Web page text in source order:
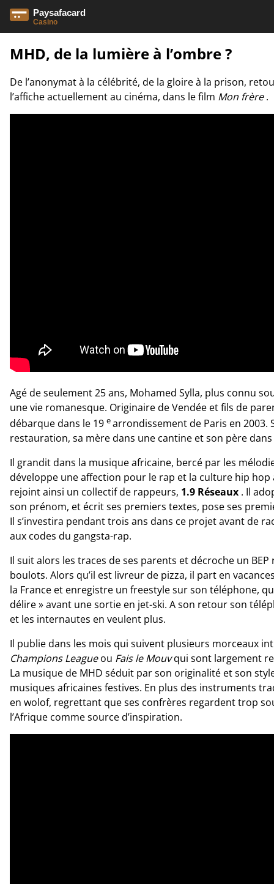
MHD, de la lumière à l’ombre ?
De l’anonymat à la célébrité, de la gloire à la prison,
l’affiche actuellement au cinéma, dans le film Mon frère.
Agé de seulement 25 ans, Mohamed Sylla, plus connu
une vie romanesque. Originaire de Vendée et fils de
débarque dans le 19 earrondissement de Paris en 2003.
restauration, sa mère dans une cantine et son père dans
Il grandit dans la musique africaine, bercé par les
développe une affection pour le rap et la culture hip hop
rejoint ainsi un collectif de rappeurs, 1.9 Réseaux . Il
son prénom, et écrit ses premiers textes, pose ses
Il s’investira pendant trois ans dans ce projet avant de
aux codes du gangsta-rap.
Il suit alors les traces de ses parents et décroche un
boulots. Alors qu’il est livreur de pizza, il part en
la France et enregistre un freestyle sur son téléphone,
délire » avant une sortie en jet-ski. A son retour son
et les internautes en veulent plus.
Il publie dans les mois qui suivent plusieurs morceaux
Champions Leagueou Fais le Mouvqui sont largement
La musique de MHD séduit par son originalité et son
musiques africaines festives. En plus des instruments
en wolof, regrettant que ses confrères regardent trop
l’Afrique comme source d’inspiration.